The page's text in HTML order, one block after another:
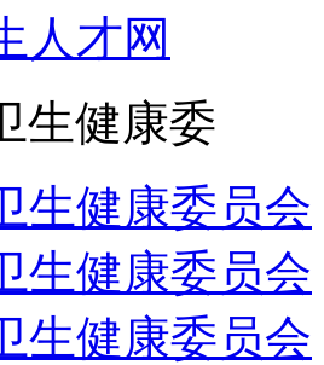
人才网
生健康委
生健康委员会
生健康委员会
生健康委员会